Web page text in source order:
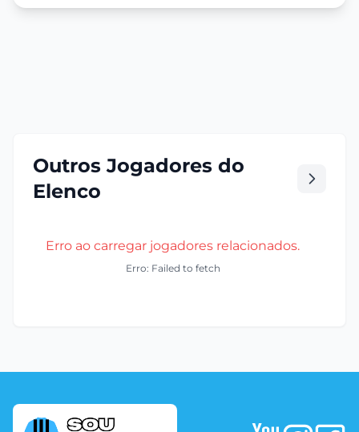
Outros Jogadores do
Elenco
Erro ao carregar jogadores relacionados.
Erro: Failed to fetch